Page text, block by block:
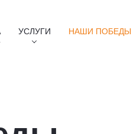
УСЛУГИ НАШИ ПОБЕДЫ